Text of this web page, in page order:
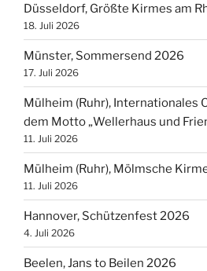
Düsseldorf, Größte Kirmes am
18. Juli 2026
Münster, Sommersend 2026
17. Juli 2026
Mülheim (Ruhr), Internationales
dem Motto „Wellerhaus und
11. Juli 2026
Mülheim (Ruhr), Mölmsche
11. Juli 2026
Hannover, Schützenfest 2026
4. Juli 2026
Beelen, Jans to Beilen 2026